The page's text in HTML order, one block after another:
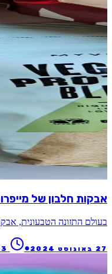
אבקות חלבון של
בעולם התזונה הטבעונית,
27 באוגוסט 2024 ●
3